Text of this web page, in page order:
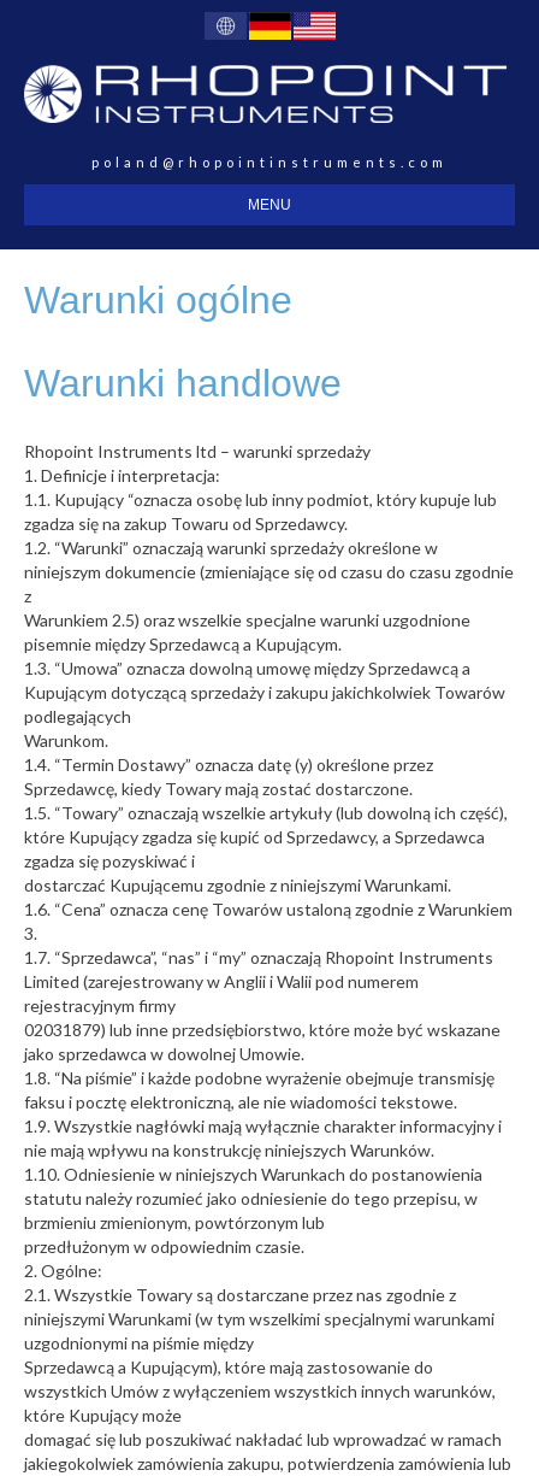
poland@rhopointinstruments.com
MENU
Warunki ogólne
Warunki handlowe
Rhopoint Instruments ltd – warunki sprzedaży
1. Definicje i interpretacja:
1.1. Kupujący “oznacza osobę lub inny podmiot, który kupuje lub
zgadza się na zakup Towaru od Sprzedawcy.
1.2. “Warunki” oznaczają warunki sprzedaży określone w
niniejszym dokumencie (zmieniające się od czasu do czasu zgodnie
z
Warunkiem 2.5) oraz wszelkie specjalne warunki uzgodnione
pisemnie między Sprzedawcą a Kupującym.
1.3. “Umowa” oznacza dowolną umowę między Sprzedawcą a
Kupującym dotyczącą sprzedaży i zakupu jakichkolwiek Towarów
podlegających
Warunkom.
1.4. “Termin Dostawy” oznacza datę (y) określone przez
Sprzedawcę, kiedy Towary mają zostać dostarczone.
1.5. “Towary” oznaczają wszelkie artykuły (lub dowolną ich część),
które Kupujący zgadza się kupić od Sprzedawcy, a Sprzedawca
zgadza się pozyskiwać i
dostarczać Kupującemu zgodnie z niniejszymi Warunkami.
1.6. “Cena” oznacza cenę Towarów ustaloną zgodnie z Warunkiem
3.
1.7. “Sprzedawca”, “nas” i “my” oznaczają Rhopoint Instruments
Limited (zarejestrowany w Anglii i Walii pod numerem
rejestracyjnym firmy
02031879) lub inne przedsiębiorstwo, które może być wskazane
jako sprzedawca w dowolnej Umowie.
1.8. “Na piśmie” i każde podobne wyrażenie obejmuje transmisję
faksu i pocztę elektroniczną, ale nie wiadomości tekstowe.
1.9. Wszystkie nagłówki mają wyłącznie charakter informacyjny i
nie mają wpływu na konstrukcję niniejszych Warunków.
1.10. Odniesienie w niniejszych Warunkach do postanowienia
statutu należy rozumieć jako odniesienie do tego przepisu, w
brzmieniu zmienionym, powtórzonym lub
przedłużonym w odpowiednim czasie.
2. Ogólne:
2.1. Wszystkie Towary są dostarczane przez nas zgodnie z
niniejszymi Warunkami (w tym wszelkimi specjalnymi warunkami
uzgodnionymi na piśmie między
Sprzedawcą a Kupującym), które mają zastosowanie do
wszystkich Umów z wyłączeniem wszystkich innych warunków,
które Kupujący może
domagać się lub poszukiwać nakładać lub wprowadzać w ramach
jakiegokolwiek zamówienia zakupu, potwierdzenia zamówienia lub